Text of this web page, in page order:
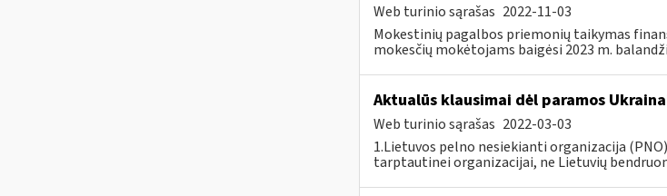
Web turinio sąrašas 2022-11-03
Mokestinių pagalbos priemonių taikymas
mokesčių mokėtojams baigėsi 2023 m.
Aktualūs klausimai dėl paramos
Web turinio sąrašas 2022-03-03
1.Lietuvos pelno nesiekianti organizacija
tarptautinei organizacijai, ne Lietuvių